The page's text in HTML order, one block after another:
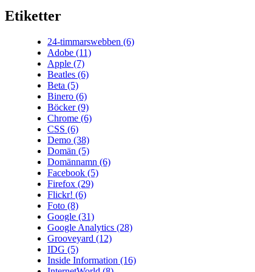
Etiketter
24-timmarswebben (6)
Adobe (11)
Apple (7)
Beatles (6)
Beta (5)
Binero (6)
Böcker(9)
Chrome (6)
CSS (6)
Demo (38)
Domän (5)
Domännamn (6)
Facebook (5)
Firefox (29)
Flickr! (6)
Foto (8)
Google (31)
Google Analytics (28)
Grooveyard (12)
IDG (5)
Inside Information (16)